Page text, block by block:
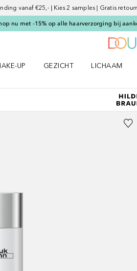
vanaf €25,- | Kies 2 samples | Gratis
nu met -15% op alle haarverzorging bij
UP
GEZICHT
LICHAAM